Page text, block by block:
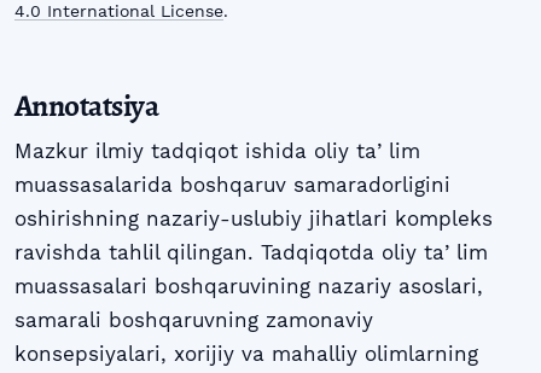
4.0 International License.
Annotatsiya
Mazkur ilmiy tadqiqot ishida oliy taʼlim
muassasalarida boshqaruv samaradorligini
oshirishning nazariy-uslubiy jihatlari kompleks
ravishda tahlil qilingan. Tadqiqotda oliy taʼlim
muassasalari boshqaruvining nazariy asoslari,
samarali boshqaruvning zamonaviy
konsepsiyalari, xorijiy va mahalliy olimlarning